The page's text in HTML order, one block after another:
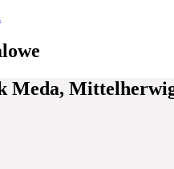
Meda,